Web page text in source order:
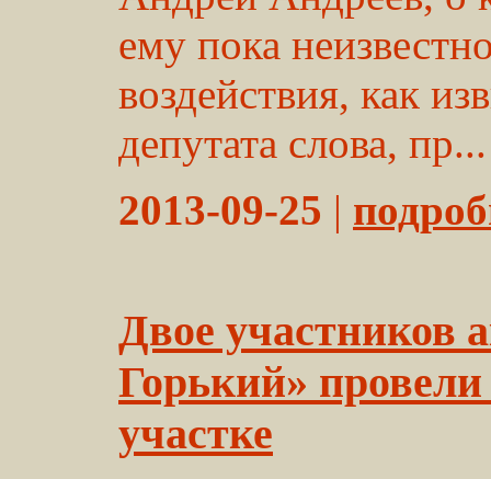
ему пока
воздействия, как
депутата слова, пр...
2013-09-25 |
Двое участников
Горький»
участке